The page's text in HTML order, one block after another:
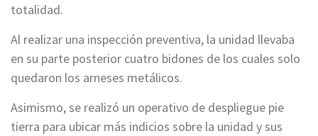
totalidad.
Al realizar una inspección preventiva, la unidad llevaba
en su parte posterior cuatro bidones de los cuales solo
quedaron los arneses metálicos.
Asimismo, se realizó un operativo de despliegue pie
tierra para ubicar más indicios sobre la unidad y sus